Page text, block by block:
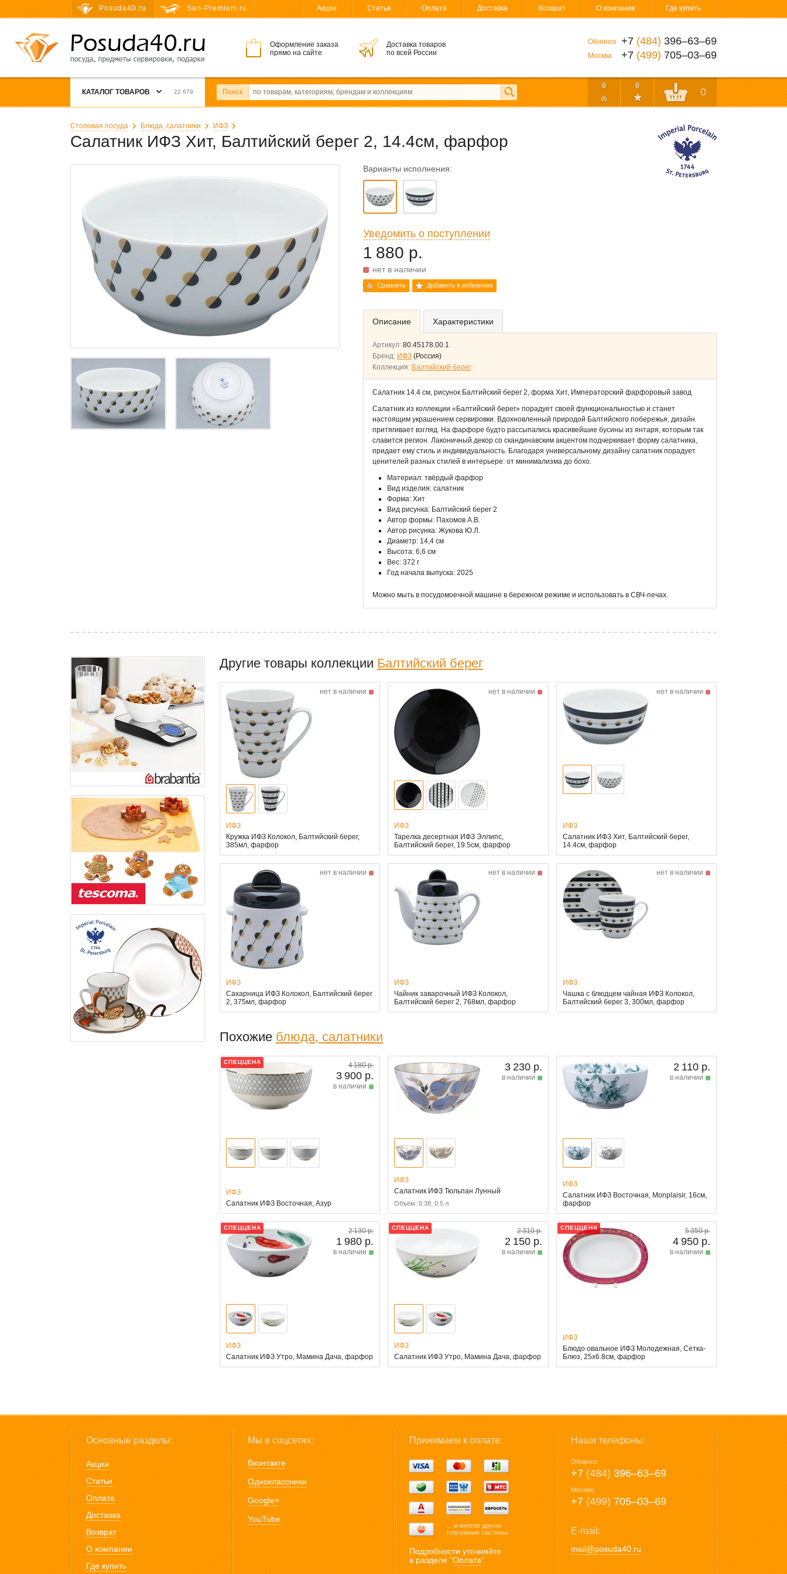
Posuda40.ru San-Premium.ru Акции Статьи Оплата Доставка Возврат О компании Где купить
Оформление заказа
прямо на сайте
Доставка товаров
по всей России
Обнинск +7 (484) 396‒63‒69
Москва +7 (499) 705‒03‒69
КАТАЛОГ ТОВАРОВ 22 679 Поиск
0 0
0
Столовая посуда Блюда, салатники ИФЗ
Салатник ИФЗ Хит, Балтийский берег 2, 14.4см, фарфор
Варианты исполнения:
Уведомить о поступлении
1 880 р.
нет в наличии
Сравнить Добавить в избранное
Описание Характеристики
Артикул: 80.45178.00.1
Бренд: ИФЗ (Россия)
Коллекция: Балтийский берег
Салатник 14.4 см, рисунок Балтийский берег 2, форма Хит, Императорский фарфоровый завод
Салатник из коллекции «Балтийский берег» порадует своей функциональностью и станет
настоящим украшением сервировки. Вдохновленный природой Балтийского побережья, дизайн
притягивает взгляд. На фарфоре будто рассыпались красивейшие бусины из янтаря, которым так
славится регион. Лаконичный декор со скандинавским акцентом подчеркивает форму салатника,
придает ему стиль и индивидуальность. Благодаря универсальному дизайну салатник порадует
ценителей разных стилей в интерьере: от минимализма до бохо.
Материал: твёрдый фарфор
Вид изделия: салатник
Форма: Хит
Вид рисунка: Балтийский берег 2
Автор формы: Пахомов А.В.
Автор рисунка: Жукова Ю.Л.
Диаметр: 14,4 см
Высота: 6,6 см
Вес: 372 г
Год начала выпуска: 2025
Можно мыть в посудомоечной машине в бережном режиме и использовать в СВЧ-печах.
Другие товары коллекции Балтийский берег
нет в наличии
ИФЗ
Кружка ИФЗ Колокол, Балтийский берег,
385мл, фарфор
нет в наличии
ИФЗ
Тарелка десертная ИФЗ Эллипс,
Балтийский берег, 19.5см, фарфор
нет в наличии
ИФЗ
Салатник ИФЗ Хит, Балтийский берег,
14.4см, фарфор
нет в наличии
ИФЗ
Сахарница ИФЗ Колокол, Балтийский берег
2, 375мл, фарфор
нет в наличии
ИФЗ
Чайник заварочный ИФЗ Колокол,
Балтийский берег 2, 768мл, фарфор
нет в наличии
ИФЗ
Чашка с блюдцем чайная ИФЗ Колокол,
Балтийский берег 3, 300мл, фарфор
Похожие блюда, салатники
СПЕЦЦЕНА 4 180 р.
3 900 р.
в наличии
ИФЗ
Салатник ИФЗ Восточная, Азур
3 230 р.
в наличии
ИФЗ
Салатник ИФЗ Тюльпан Лунный
Объём: 0.38, 0.5 л
2 110 р.
в наличии
ИФЗ
Салатник ИФЗ Восточная, Monplaisir, 16см,
фарфор
СПЕЦЦЕНА 2 130 р.
1 980 р.
в наличии
ИФЗ
Салатник ИФЗ Утро, Мамина Дача, фарфор
СПЕЦЦЕНА 2 310 р.
2 150 р.
в наличии
ИФЗ
Салатник ИФЗ Утро, Мамина Дача, фарфор
СПЕЦЦЕНА 5 350 р.
4 950 р.
в наличии
ИФЗ
Блюдо овальное ИФЗ Молодежная, Сетка-
Блюз, 25х6.8см, фарфор
Основные разделы:
Акции
Статьи
Оплата
Доставка
Возврат
О компании
Где купить
Мы в соцсетях:
Вконтакте
Одноклассники
Google+
YouTube
Принимаем к оплате:
... и многие другие
платежные системы.
Подробности уточняйте
в разделе “Оплата”.
Наши телефоны:
Обнинск:
+7 (484) 396‒63‒69
Москва:
+7 (499) 705‒03‒69
E-mail:
mail@posuda40.ru